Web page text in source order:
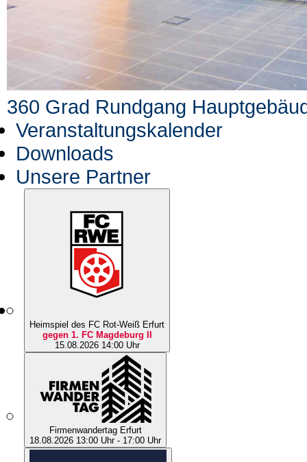
360 Grad Rundgang
Veranstaltungskalender
Downloads
Unsere Partner
Heimspiel des FC Rot-Weiß Erfurt
gegen 1. FC Magdeburg II
15.08.2026 14:00 Uhr
Firmenwandertag Erfurt
18.08.2026 13:00 Uhr - 17:00 Uhr